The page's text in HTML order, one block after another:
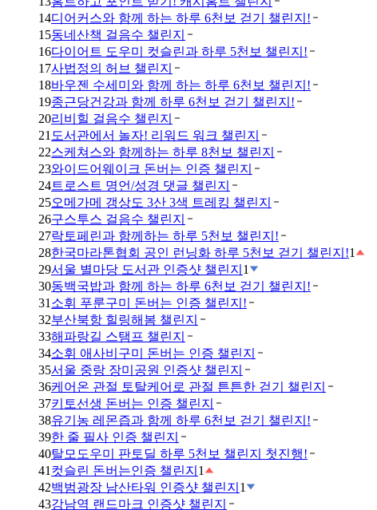
14디어커스와 함께 하는 하루 6천보 걷기 챌린지!
15동네산책 걸음수 챌린지
16다이어트 도우미 컷슬린과 하루 5천보 챌린지!
17사법정의 허브 챌린지
18바우젠 수세미와 함께 하는 하루 6천보 챌린지!
19종근당건강과 함께 하루 6천보 걷기 챌린지!
20리비힐 걸음수 챌린지
21 도서관에서 놀자! 리워드 워크 챌린지
22스케쳐스와 함께하는 하루 8천보 챌린지
23와이드어웨이크 돈버는 인증 챌린지
24트로스트 명언/성경 댓글 챌린지
25오메가메 갱상도 3산 3색 트레킹 챌린지
26구스투스 걸음수 챌린지
27락토페린과 함께하는 하루 5천보 챌린지!
28한국마라톤협회 공인 런닝화 하루 5천보 걷기 챌린지!1
29서울 별마당 도서관 인증샷 챌린지 1
30동백국밥과 함께 하는 하루 6천보 걷기 챌린지!
31 소휘 푸룬구미 돈버는 인증 챌린지!
32부산북항 힐링해봄 챌린지
33해파랑길 스탬프 챌린지
34소휘 애사비구미 돈버는 인증 챌린지
35서울 중랑 장미공원 인증샷 챌린지
36케어온 관절 토탈케어로 관절 튼튼한 걷기 챌린지
37키토선생 돈버는 인증 챌린지
38유기농 레몬즙과 함께 하루 6천보 걷기 챌린지!
39한 줄 필사 인증 챌린지
40탈모도우미 판토딜 하루 5천보 챌린지 첫진행!
41 컷슬린 돈버는인증 챌린지 1
42백범광장 남산타워 인증샷 챌린지 1
43강남역 랜드마크 인증샷 챌린지